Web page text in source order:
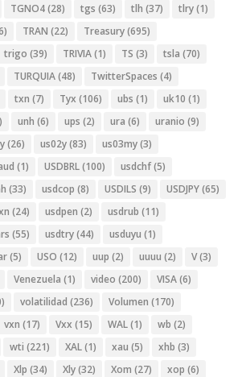
TGNO4(28) tgs (63) tlh (37) tlry(1)
TRAN (22) Treasury(695)
trigo (39) TRIVIA(1) TS (3) tsla (70)
TURQUIA(48) TwitterSpaces (4)
txn (7) Tyx (106) ubs (1) uk10 (1)
unh (6) ups (2) ura (6) uranio (9)
(26) us02y(83) us03my(3)
(1) USDBRL(100) usdchf(5)
(33) usdcop (8) USDILS (9) USDJPY(65)
(24) usdpen (2) usdrub (11)
(55) usdtry(44) usduyu (1)
(5) USO (12) uup (2) uuuu (2) V(3)
Venezuela (1) video (200) VISA(6)
volatilidad (236) Volumen (170)
vxn (17) Vxx (15) WAL(1) wb (2)
wti (221) XAL(1) xau (5) xhb (3)
Xlp (34) Xly(32) Xom (27) xop (6)